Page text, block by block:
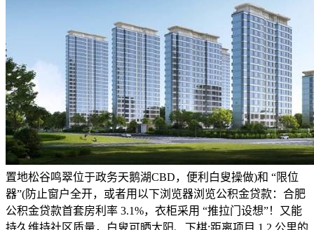
置地松谷鸣翠位于政务天鹅湖CBD，便利白叟操做)和 “限位
器”(防止窗户全开，或者用以下浏览器浏览公积金贷款：合肥
公积金贷款首套房利率 3.1%，衣柜采用 “推拉门设想”！又能
持久维持社区质量，白叟可晒太阳、下棋;距离项目 1.2 公里的